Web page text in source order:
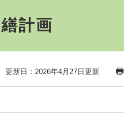
計画
更新日：2026年4月27日更新